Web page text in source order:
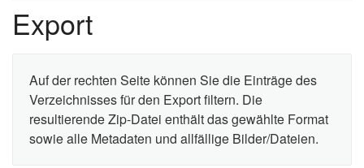
Export
Auf der rechten Seite können Sie die Einträge des
Verzeichnisses für den Export filtern. Die
resultierende Zip-Datei enthält das gewählte Format
sowie alle Metadaten und allfällige Bilder/Dateien.